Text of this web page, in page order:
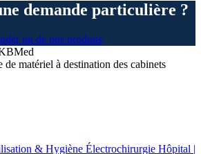
demande particulière ?
un de nos produits
de matériel à destination des cabinets
& Hygiène Électrochirurgie Hôpital |